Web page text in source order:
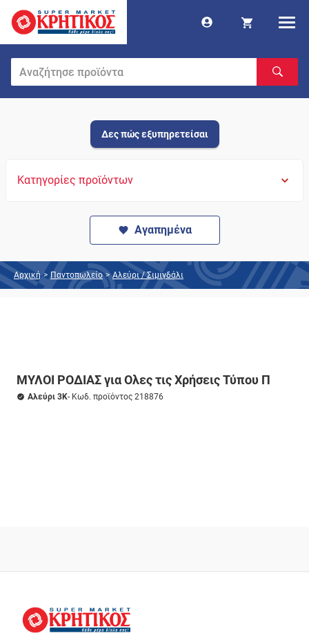
Δες πώς εξυπηρετείσαι
Κατηγορίες προϊόντων
Αγαπημένα
Αρχική > Παντοπωλείο > Αλεύρι / Σιμιγδάλι
ΜΥΛΟΙ ΡΟΔΙΑΣ για Ολες τις Χρήσεις Τύπου Π
Αλεύρι 3K- Κωδ. προϊόντος 218876